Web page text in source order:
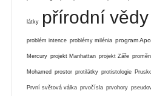
látky přírodní vědy
problém intence problémy milénia program
Mercury projekt Manhattan projekt Záře
Mohamed prostor protilátky protistologie
První světová válka prvočísla prvohory